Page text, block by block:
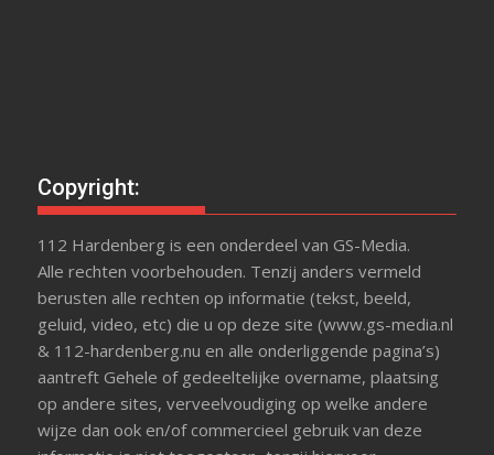
Copyright:
112 Hardenberg is een onderdeel van GS-Media.
Alle rechten voorbehouden. Tenzij anders vermeld
berusten alle rechten op informatie (tekst, beeld,
geluid, video, etc) die u op deze site (www.gs-media.nl
& 112-hardenberg.nu en alle onderliggende pagina’s)
aantreft Gehele of gedeeltelijke overname, plaatsing
op andere sites, verveelvoudiging op welke andere
wijze dan ook en/of commercieel gebruik van deze